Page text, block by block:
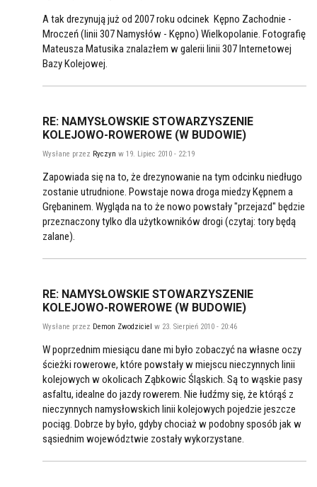
A tak drezynują już od 2007 roku odcinek Kępno Zachodnie -
Mroczeń (linii 307 Namysłów - Kępno) Wielkopolanie. Fotografię
Mateusza Matusika znalazłem w galerii linii 307 Internetowej
Bazy Kolejowej.
RE: NAMYSŁOWSKIE STOWARZYSZENIE
KOLEJOWO-ROWEROWE (W BUDOWIE)
Wysłane przez Ryczyn w 19. Lipiec 2010 - 22:19
Zapowiada się na to, że drezynowanie na tym odcinku niedługo
zostanie utrudnione. Powstaje nowa droga miedzy Kępnem a
Grębaninem. Wygląda na to że nowo powstały "przejazd" będzie
przeznaczony tylko dla użytkowników drogi (czytaj: tory będą
zalane).
RE: NAMYSŁOWSKIE STOWARZYSZENIE
KOLEJOWO-ROWEROWE (W BUDOWIE)
Wysłane przez Demon Zwodziciel w 23. Sierpień 2010 - 20:46
W poprzednim miesiącu dane mi było zobaczyć na własne oczy
ścieżki rowerowe, które powstały w miejscu nieczynnych linii
kolejowych w okolicach Ząbkowic Śląskich. Są to wąskie pasy
asfaltu, idealne do jazdy rowerem. Nie łudźmy się, że którąś z
nieczynnych namysłowskich linii kolejowych pojedzie jeszcze
pociąg. Dobrze by było, gdyby chociaż w podobny sposób jak w
sąsiednim województwie zostały wykorzystane.